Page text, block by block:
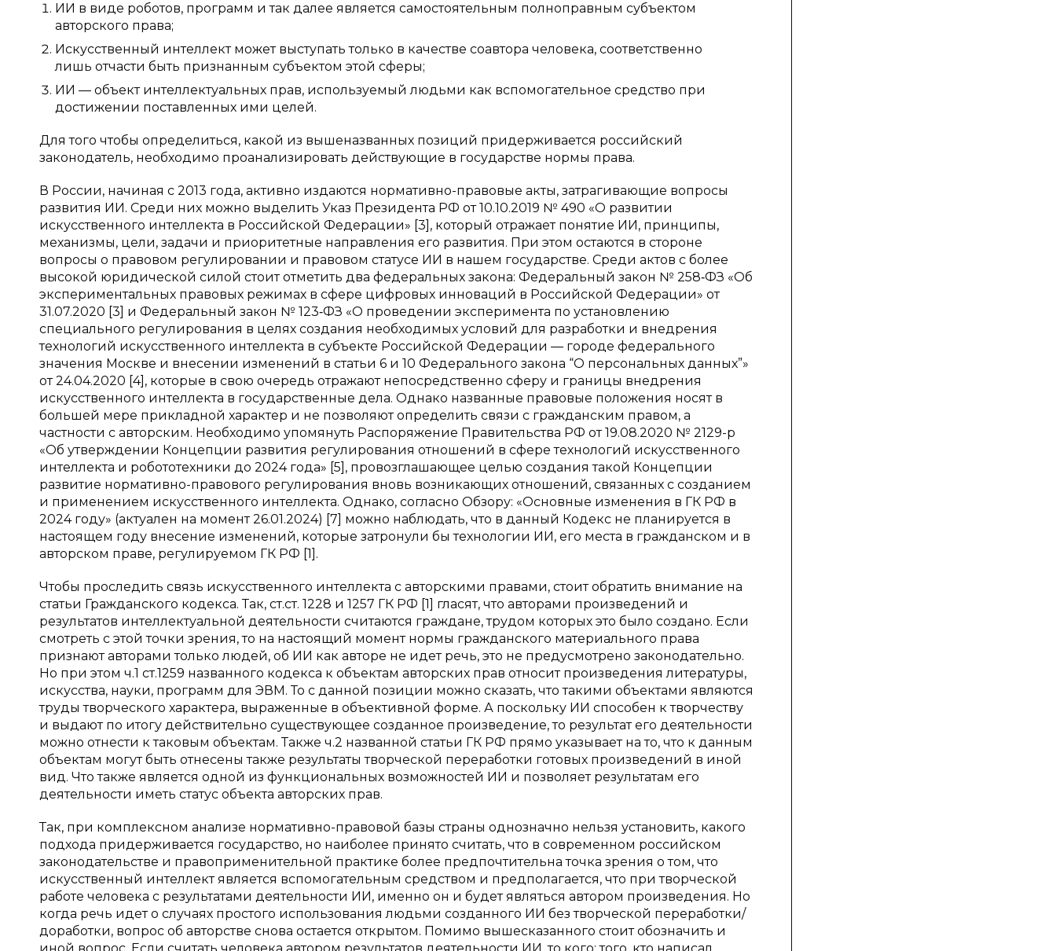
ИИ в виде роботов, программ и так далее является самостоятельным полноправным субъектом
авторского права;
Искусственный интеллект может выступать только в качестве соавтора человека, соответственно
лишь отчасти быть признанным субъектом этой сферы;
ИИ — объект интеллектуальных прав, используемый людьми как вспомогательное средство при
достижении поставленных ими целей.
Для того чтобы определиться, какой из вышеназванных позиций придерживается российский
законодатель, необходимо проанализировать действующие в государстве нормы права.
В России, начиная с 2013 года, активно издаются нормативно-правовые акты, затрагивающие вопросы
развития ИИ. Среди них можно выделить Указ Президента РФ от 10.10.2019 № 490 «О развитии
искусственного интеллекта в Российской Федерации» [3], который отражает понятие ИИ, принципы,
механизмы, цели, задачи и приоритетные направления его развития. При этом остаются в стороне
вопросы о правовом регулировании и правовом статусе ИИ в нашем государстве. Среди актов с более
высокой юридической силой стоит отметить два федеральных закона: Федеральный закон № 258‑ФЗ «Об
экспериментальных правовых режимах в сфере цифровых инноваций в Российской Федерации» от
31.07.2020 [3] и Федеральный закон № 123‑ФЗ «О проведении эксперимента по установлению
специального регулирования в целях создания необходимых условий для разработки и внедрения
технологий искусственного интеллекта в субъекте Российской Федерации — городе федерального
значения Москве и внесении изменений в статьи 6 и 10 Федерального закона “О персональных данных”»
от 24.04.2020 [4], которые в свою очередь отражают непосредственно сферу и границы внедрения
искусственного интеллекта в государственные дела. Однако названные правовые положения носят в
большей мере прикладной характер и не позволяют определить связи с гражданским правом, а
частности с авторским. Необходимо упомянуть Распоряжение Правительства РФ от 19.08.2020 № 2129-р
«Об утверждении Концепции развития регулирования отношений в сфере технологий искусственного
интеллекта и робототехники до 2024 года» [5], провозглашающее целью создания такой Концепции
развитие нормативно-правового регулирования вновь возникающих отношений, связанных с созданием
и применением искусственного интеллекта. Однако, согласно Обзору: «Основные изменения в ГК РФ в
2024 году» (актуален на момент 26.01.2024) [7] можно наблюдать, что в данный Кодекс не планируется в
настоящем году внесение изменений, которые затронули бы технологии ИИ, его места в гражданском и в
авторском праве, регулируемом ГК РФ [1].
Чтобы проследить связь искусственного интеллекта с авторскими правами, стоит обратить внимание на
статьи Гражданского кодекса. Так, ст.ст. 1228 и 1257 ГК РФ [1] гласят, что авторами произведений и
результатов интеллектуальной деятельности считаются граждане, трудом которых это было создано. Если
смотреть с этой точки зрения, то на настоящий момент нормы гражданского материального права
признают авторами только людей, об ИИ как авторе не идет речь, это не предусмотрено законодательно.
Но при этом ч.1 ст.1259 названного кодекса к объектам авторских прав относит произведения литературы,
искусства, науки, программ для ЭВМ. То с данной позиции можно сказать, что такими объектами являются
труды творческого характера, выраженные в объективной форме. А поскольку ИИ способен к творчеству
и выдают по итогу действительно существующее созданное произведение, то результат его деятельности
можно отнести к таковым объектам. Также ч.2 названной статьи ГК РФ прямо указывает на то, что к данным
объектам могут быть отнесены также результаты творческой переработки готовых произведений в иной
вид. Что также является одной из функциональных возможностей ИИ и позволяет результатам его
деятельности иметь статус объекта авторских прав.
Так, при комплексном анализе нормативно-правовой базы страны однозначно нельзя установить, какого
подхода придерживается государство, но наиболее принято считать, что в современном российском
законодательстве и правоприменительной практике более предпочтительна точка зрения о том, что
искусственный интеллект является вспомогательным средством и предполагается, что при творческой
работе человека с результатами деятельности ИИ, именно он и будет являться автором произведения. Но
когда речь идет о случаях простого использования людьми созданного ИИ без творческой переработки/
доработки, вопрос об авторстве снова остается открытом. Помимо вышесказанного стоит обозначить и